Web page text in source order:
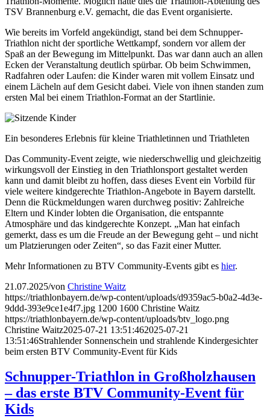
TSV Brannenburg e.V. gemacht, die das Event organisierte.
Wie bereits im Vorfeld angekündigt, stand bei dem Schnupper-
Triathlon nicht der sportliche Wettkampf, sondern vor allem der
Spaß an der Bewegung im Mittelpunkt. Das war dann auch an allen
Ecken der Veranstaltung deutlich spürbar. Ob beim Schwimmen,
Radfahren oder Laufen: die Kinder waren mit vollem Einsatz und
einem Lächeln auf dem Gesicht dabei. Viele von ihnen standen zum
ersten Mal bei einem Triathlon-Format an der Startlinie.
Ein besonderes Erlebnis für kleine Triathletinnen und Triathleten
Das Community-Event zeigte, wie niederschwellig und gleichzeitig
wirkungsvoll der Einstieg in den Triathlonsport gestaltet werden
kann und damit bleibt zu hoffen, dass dieses Event ein Vorbild für
viele weitere kindgerechte Triathlon-Angebote in Bayern darstellt.
Denn die Rückmeldungen waren durchweg positiv: Zahlreiche
Eltern und Kinder lobten die Organisation, die entspannte
Atmosphäre und das kindgerechte Konzept. „Man hat einfach
gemerkt, dass es um die Freude an der Bewegung geht – und nicht
um Platzierungen oder Zeiten“, so das Fazit einer Mutter.
Mehr Informationen zu BTV Community-Events gibt es hier.
21.07.2025/von Christine Waitz
https://triathlonbayern.de/wp-content/uploads/d9359ac5-b0a2-4d3e-
9ddd-393e9ce1e4f7.jpg 1200 1600 Christine Waitz
https://triathlonbayern.de/wp-content/uploads/btv_logo.png
Christine Waitz2025-07-21 13:51:462025-07-21
13:51:46Strahlender Sonnenschein und strahlende Kindergesichter
beim ersten BTV Community-Event für Kids
Schnupper-Triathlon in Großholzhausen
– das erste BTV Community-Event für
Kids